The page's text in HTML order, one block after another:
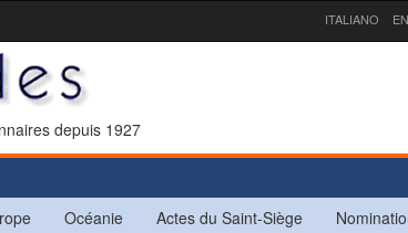
ITALIANO
depuis 1927
Océanie Actes du Saint-Siège